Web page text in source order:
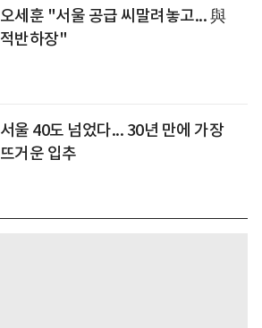
오세훈 "서울 공급 씨말려놓고... 與
적반하장"
서울 40도 넘었다... 30년 만에 가장
뜨거운 입추